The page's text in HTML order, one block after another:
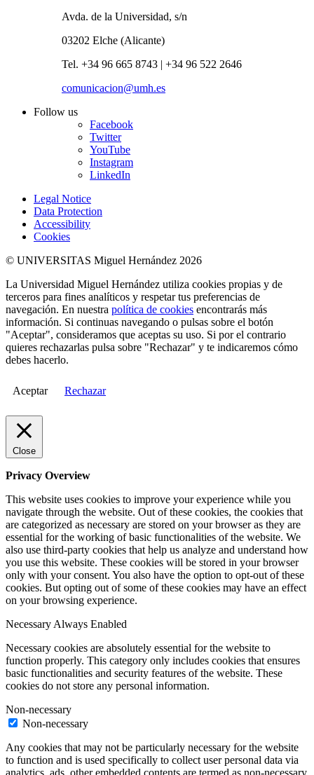
Avda. de la Universidad, s/n
03202 Elche (Alicante)
Tel. +34 96 665 8743 | +34 96 522 2646
comunicacion@umh.es
Follow us
Facebook
Twitter
YouTube
Instagram
LinkedIn
Legal Notice
Data Protection
Accessibility
Cookies
© UNIVERSITAS Miguel Hernández 2026
La Universidad Miguel Hernández utiliza cookies propias y de
terceros para fines analíticos y respetar tus preferencias de
navegación. En nuestra política de cookies encontrarás más
información. Si continuas navegando o pulsas sobre el botón
"Aceptar", consideramos que aceptas su uso. Si por el contrario
quieres rechazarlas pulsa sobre "Rechazar" y te indicaremos cómo
debes hacerlo.
Aceptar Rechazar
Close
Privacy Overview
This website uses cookies to improve your experience while you
navigate through the website. Out of these cookies, the cookies that
are categorized as necessary are stored on your browser as they are
essential for the working of basic functionalities of the website. We
also use third-party cookies that help us analyze and understand how
you use this website. These cookies will be stored in your browser
only with your consent. You also have the option to opt-out of these
cookies. But opting out of some of these cookies may have an effect
on your browsing experience.
NecessaryAlways Enabled
Necessary cookies are absolutely essential for the website to
function properly. This category only includes cookies that ensures
basic functionalities and security features of the website. These
cookies do not store any personal information.
Non-necessary
Non-necessary
Any cookies that may not be particularly necessary for the website
to function and is used specifically to collect user personal data via